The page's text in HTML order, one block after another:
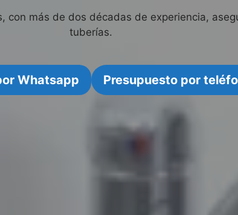
más de dos décadas de experiencia,
tuberías.
Whatsapp Presupuesto por